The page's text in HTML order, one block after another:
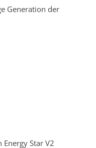
Generation der
Star V2